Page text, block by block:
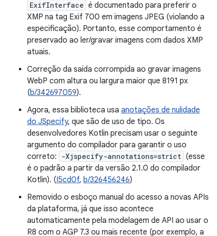
ExifInterface é documentado para preferir o
XMP na tag Exif 700 em imagens JPEG (violando a
especificação). Portanto, esse comportamento é
preservado ao ler/gravar imagens com dados XMP
atuais.
Correção da saída corrompida ao gravar imagens
WebP com altura ou largura maior que 8191 px
(b/342697059).
Agora, essa biblioteca usa anotações de nulidade
do JSpecify, que são de uso de tipo. Os
desenvolvedores Kotlin precisam usar o seguinte
argumento do compilador para garantir o uso
correto:
-Xjspecify-annotations=strict (esse
é o padrão a partir da versão 2.1.0 do compilador
Kotlin). (I5cd0f, b/326456246)
Removido o esboço manual do acesso a novas APIs
da plataforma, já que isso acontece
automaticamente pela modelagem de API ao usar o
R8 com o AGP 7.3 ou mais recente (por exemplo, a